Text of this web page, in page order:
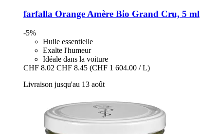
farfalla Orange Amère Bio Grand Cru, 5 ml
-5%
Huile essentielle
Exalte l'humeur
Idéale dans la voiture
CHF 8.02 CHF 8.45 (CHF 1 604.00 / L)
Livraison jusqu'au 13 août